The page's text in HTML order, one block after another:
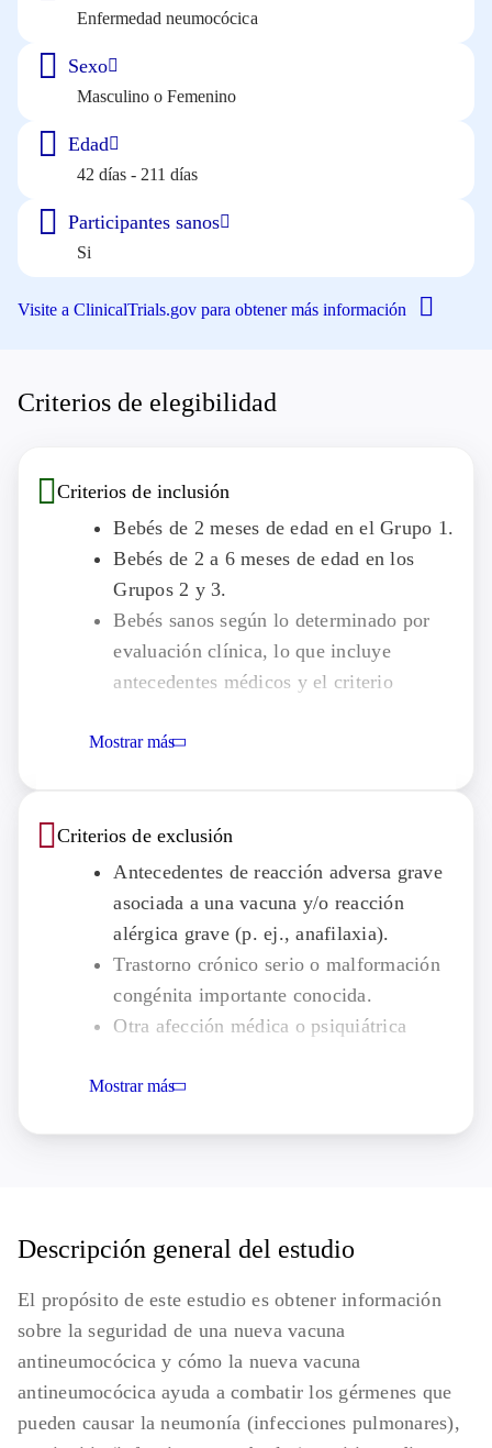
Enfermedad neumocócica
Sexo
Masculino o Femenino
Edad
42 días - 211 días
Participantes sanos
Si
Visite a ClinicalTrials.gov para obtener más información
Criterios de elegibilidad
Criterios de inclusión
Bebés de 2 meses de edad en el Grupo 1.
Bebés de 2 a 6 meses de edad en los
Grupos 2 y 3.
Bebés sanos según lo determinado por
evaluación clínica, lo que incluye
antecedentes médicos y el criterio
estudio.
Mostrar más
Criterios de exclusión
Antecedentes de reacción adversa grave
asociada a una vacuna y/o reacción
alérgica grave (p. ej., anafilaxia).
Trastorno crónico serio o malformación
congénita importante conocida.
Otra afección médica o psiquiátrica
laboratorio lo cual puede aumentar el
estudio y, a juicio del investigador, hacer
entrar en este estudio.
Vacunación previa con cualquier vacuna
antineumocócica autorizada o en
investigación o administración
planificada de esta durante la
Mostrar más
Descripción general del estudio
El propósito de este estudio es obtener información
sobre la seguridad de una nueva vacuna
antineumocócica y cómo la nueva vacuna
antineumocócica ayuda a combatir los gérmenes que
pueden causar la neumonía (infecciones pulmonares),